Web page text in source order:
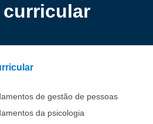
curricular
de gestão de pessoas
da psicologia